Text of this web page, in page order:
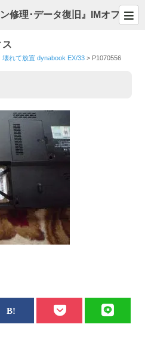
修理･データ復旧』IMオフ
ス
壊れて放置 dynabook EX/33 > P1070556